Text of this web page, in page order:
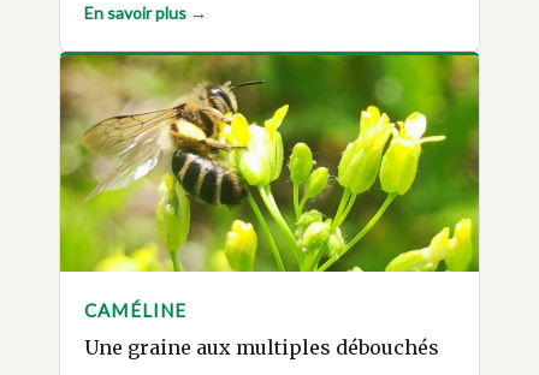
En savoir plus →
CAMÉLINE
Une graine aux multiples débouchés